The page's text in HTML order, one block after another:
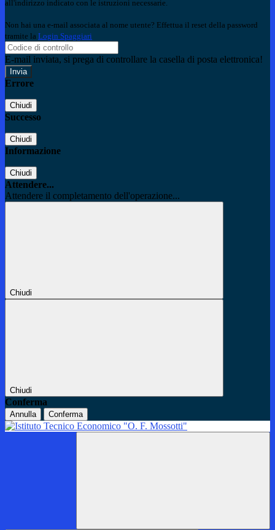
all'indirizzo indicato con le istruzioni necessarie.
Non hai una e-mail associata al nome utente? Effettua il reset della password
tramite la Login Spaggiari
E-mail inviata, si prega di controllare la casella di posta elettronica!
Errore
Chiudi
Successo
Chiudi
Informazione
Chiudi
Attendere...
Attendere il completamento dell'operazione...
Chiudi
Chiudi
Conferma
Annulla Conferma